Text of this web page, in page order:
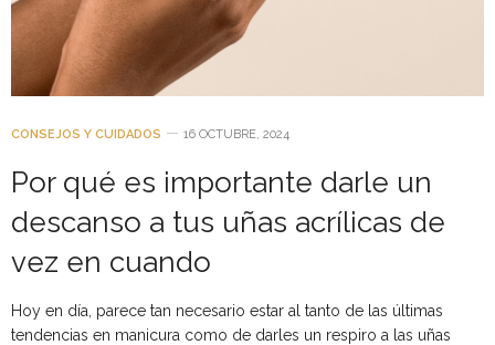
CONSEJOS Y CUIDADOS 16 OCTUBRE, 2024
Por qué es importante darle un
descanso a tus uñas acrílicas de
vez en cuando
Hoy en día, parece tan necesario estar al tanto de las últimas
tendencias en manicura como de darles un respiro a las uñas